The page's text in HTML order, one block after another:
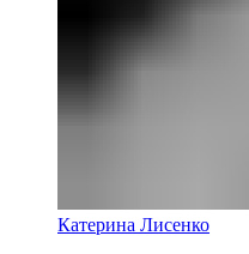
Катерина Лисенко